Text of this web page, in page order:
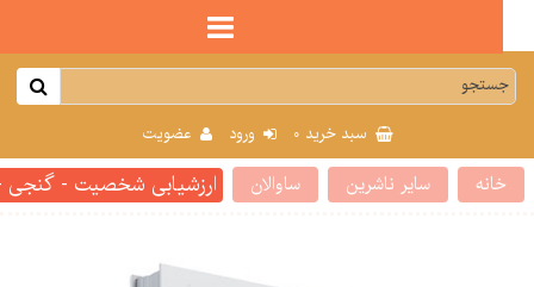
سبد خرید0 ورود عضویت
سایر ناشرین ساوالان ارزشیابی شخصیت - گنجی -